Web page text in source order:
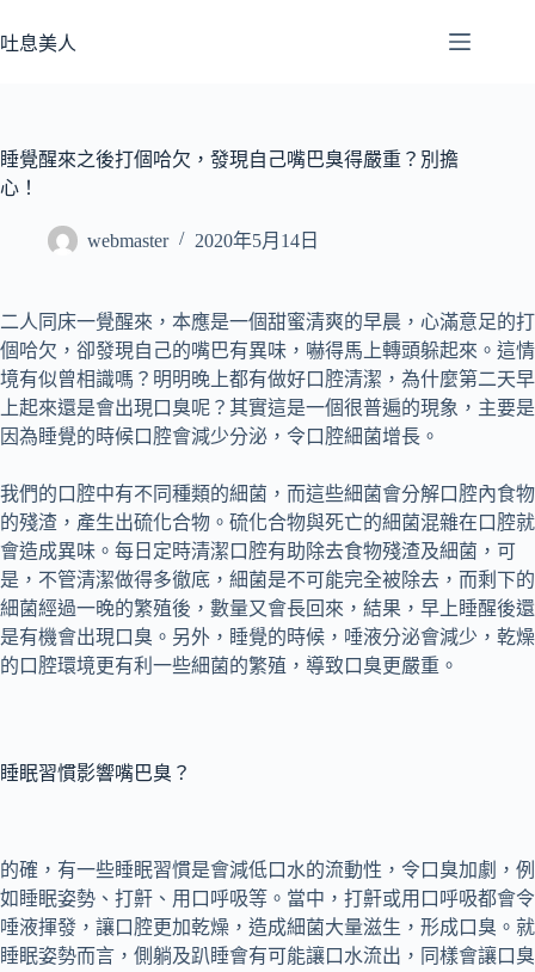
至
容
吐息美人
睡覺醒來之後打個哈欠，發現自己嘴巴臭得嚴重？別擔
心！
webmaster 2020年5月14日
二人同床一覺醒來，本應是一個甜蜜清爽的早晨，心滿意足的打
個哈欠，卻發現自己的嘴巴有異味，嚇得馬上轉頭躲起來。這情
境有似曾相識嗎？明明晚上都有做好口腔清潔，為什麼第二天早
上起來還是會出現口臭呢？其實這是一個很普遍的現象，主要是
因為睡覺的時候口腔會減少分泌，令口腔細菌增長。
我們的口腔中有不同種類的細菌，而這些細菌會分解口腔內食物
的殘渣，產生出硫化合物。硫化合物與死亡的細菌混雜在口腔就
會造成異味。每日定時清潔口腔有助除去食物殘渣及細菌，可
是，不管清潔做得多徹底，細菌是不可能完全被除去，而剩下的
細菌經過一晚的繁殖後，數量又會長回來，結果，早上睡醒後還
是有機會出現口臭。另外，睡覺的時候，唾液分泌會減少，乾燥
的口腔環境更有利一些細菌的繁殖，導致口臭更嚴重。
睡眠習慣影響嘴巴臭？
的確，有一些睡眠習慣是會減低口水的流動性，令口臭加劇，例
如睡眠姿勢、打鼾、用口呼吸等。當中，打鼾或用口呼吸都會令
唾液揮發，讓口腔更加乾燥，造成細菌大量滋生，形成口臭。就
睡眠姿勢而言，側躺及趴睡會有可能讓口水流出，同樣會讓口臭